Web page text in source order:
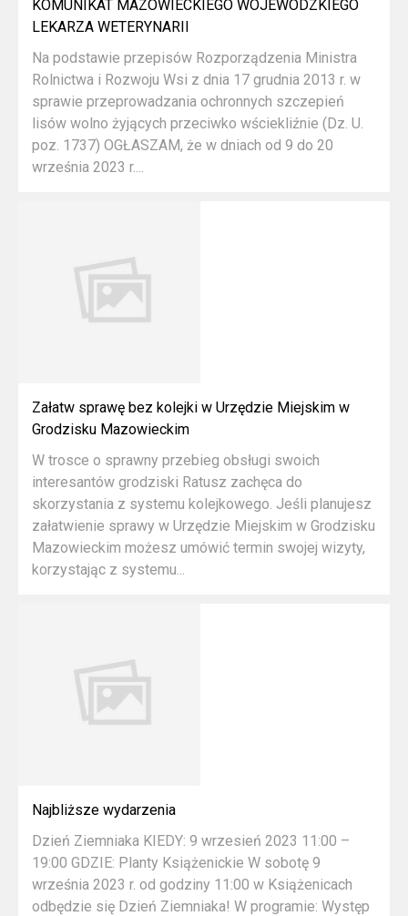
KOMUNIKAT MAZOWIECKIEGO WOJEWÓDZKIEGO
LEKARZA WETERYNARII
Na podstawie przepisów Rozporządzenia Ministra
Rolnictwa i Rozwoju Wsi z dnia 17 grudnia 2013 r. w
sprawie przeprowadzania ochronnych szczepień
lisów wolno żyjących przeciwko wściekliźnie (Dz. U.
poz. 1737) OGŁASZAM, że w dniach od 9 do 20
września 2023 r....
Załatw sprawę bez kolejki w Urzędzie Miejskim w
Grodzisku Mazowieckim
W trosce o sprawny przebieg obsługi swoich
interesantów grodziski Ratusz zachęca do
skorzystania z systemu kolejkowego. Jeśli planujesz
załatwienie sprawy w Urzędzie Miejskim w Grodzisku
Mazowieckim możesz umówić termin swojej wizyty,
korzystając z systemu...
Najbliższe wydarzenia
Dzień Ziemniaka KIEDY: 9 wrzesień 2023 11:00 –
19:00 GDZIE: Planty Książenickie W sobotę 9
września 2023 r. od godziny 11:00 w Książenicach
odbędzie się Dzień Ziemniaka! W programie: Występ